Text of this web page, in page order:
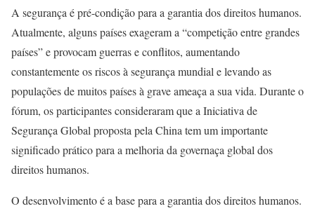
A segurança é pré-condição para a garantia dos direitos humanos.
Atualmente, alguns países exageram a “competição entre grandes
países” e provocam guerras e conflitos, aumentando
constantemente os riscos à segurança mundial e levando as
populações de muitos países à grave ameaça a sua vida. Durante o
fórum, os participantes consideraram que a Iniciativa de
Segurança Global proposta pela China tem um importante
significado prático para a melhoria da governaça global dos
direitos humanos.
O desenvolvimento é a base para a garantia dos direitos humanos.